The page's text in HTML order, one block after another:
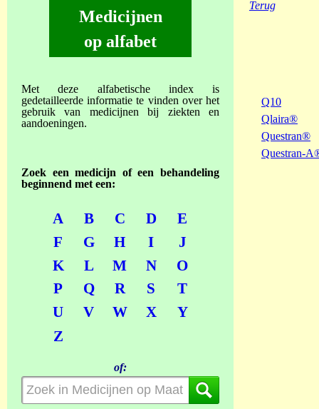
Medicijnen
op alfabet
Met deze alfabetische index is
gedetailleerde informatie te vinden over het
gebruik van medicijnen bij ziekten en
aandoeningen.
Zoek een medicijn of een behandeling
beginnend met een:
A B C D
E
F
G H I
J
K
L M N
O
P
Q R S
T
U
V W X
Y
Z
of:
Terug
Q10
Qlaira®
Questran®
Questran-